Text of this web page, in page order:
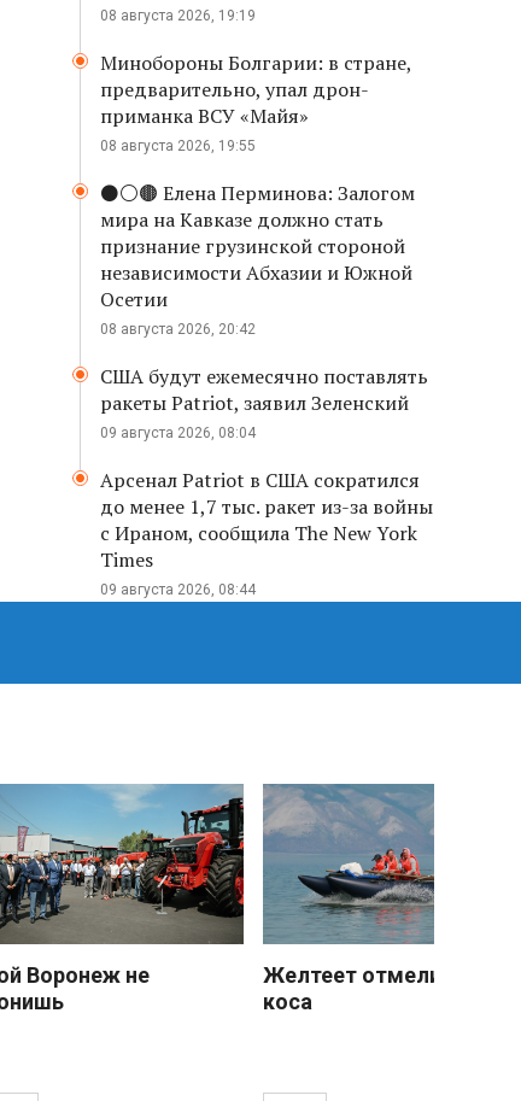
08 августа 2026, 19:19
Минобороны Болгарии: в стране,
предварительно, упал дрон-
приманка ВСУ «Майя»
08 августа 2026, 19:55
⚫️⚪️🟤 Елена Перминова: Залогом
мира на Кавказе должно стать
признание грузинской стороной
независимости Абхазии и Южной
Осетии
08 августа 2026, 20:42
США будут ежемесячно поставлять
ракеты Patriot, заявил Зеленский
09 августа 2026, 08:04
Арсенал Patriot в США сократился
до менее 1,7 тыс. ракет из-за войны
с Ираном, сообщила The New York
Times
09 августа 2026, 08:44
Воронеж не
Желтеет отмели
коса